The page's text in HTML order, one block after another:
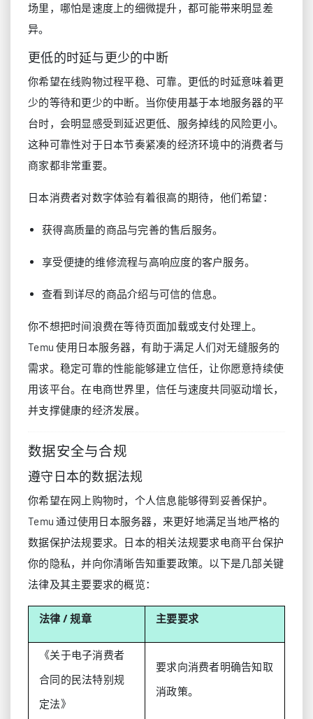
场里，哪怕是速度上的细微提升，都可能带来明显差
异。
更低的时延与更少的中断
你希望在线购物过程平稳、可靠。更低的时延意味着更
少的等待和更少的中断。当你使用基于本地服务器的平
台时，会明显感受到延迟更低、服务掉线的风险更小。
这种可靠性对于日本节奏紧凑的经济环境中的消费者与
商家都非常重要。
日本消费者对数字体验有着很高的期待，他们希望：
获得高质量的商品与完善的售后服务。
享受便捷的维修流程与高响应度的客户服务。
查看到详尽的商品介绍与可信的信息。
你不想把时间浪费在等待页面加载或支付处理上。
Temu 使用日本服务器，有助于满足人们对无缝服务的
需求。稳定可靠的性能能够建立信任，让你愿意持续使
用该平台。在电商世界里，信任与速度共同驱动增长，
并支撑健康的经济发展。
数据安全与合规
遵守日本的数据法规
你希望在网上购物时，个人信息能够得到妥善保护。
Temu 通过使用日本服务器，来更好地满足当地严格的
数据保护法规要求。日本的相关法规要求电商平台保护
你的隐私，并向你清晰告知重要政策。以下是几部关键
法律及其主要要求的概览：
法律 / 规章 主要要求
《关于电子消费者
合同的民法特别规
定法》
要求向消费者明确告知取
消政策。